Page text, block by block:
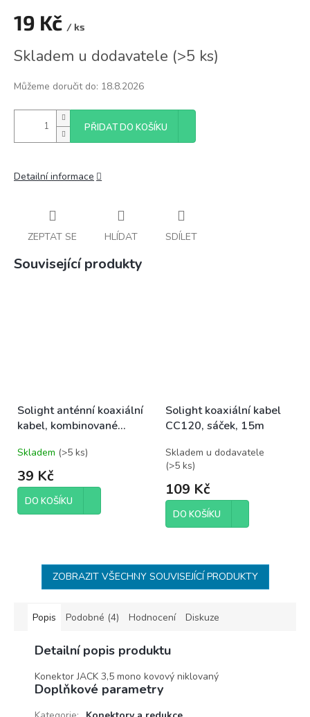
19 Kč / ks
cena:
Skladem u dodavatele (>5 ks)
Můžeme doručit do: 18.8.2026
PŘIDAT DO KOŠÍKU
Detailní informace
ZEPTAT SE HLÍDAT SDÍLET
Související produkty
Solight anténní koaxiální
kabel, kombinované
Skladem (>5 ks)
39 Kč
DO KOŠÍKU
Solight koaxiální kabel
CC120, sáček, 15m
Skladem u dodavatele
(>5 ks)
109 Kč
DO KOŠÍKU
ZOBRAZIT VŠECHNY SOUVISEJÍCÍ PRODUKTY
Popis Podobné (4) Hodnocení Diskuze
Detailní popis produktu
Konektor JACK 3,5 mono kovový niklovaný
Doplňkové parametry